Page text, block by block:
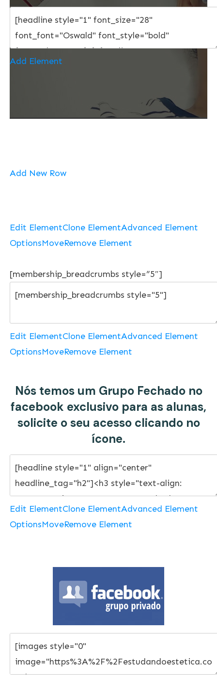
Add Element
Add New Row
Edit ElementClone ElementAdvanced Element
OptionsMoveRemove Element
[membership_breadcrumbs style=”5″]
Edit ElementClone ElementAdvanced Element
OptionsMoveRemove Element
Nós temos um Grupo Fechado no
facebook exclusivo para as alunas,
solicite o seu acesso clicando no
ícone.
Edit ElementClone ElementAdvanced Element
OptionsMoveRemove Element